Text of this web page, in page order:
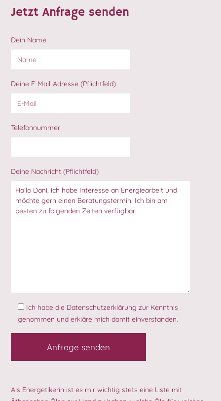
Jetzt Anfrage senden
Dein Name
Deine E-Mail-Adresse (Pflichtfeld)
Telefonnummer
Deine Nachricht (Pflichtfeld)
Ich habe die Datenschutzerklärung zur Kenntnis
genommen und erkläre mich damit einverstanden.
Als Energetikerin ist es mir wichtig stets eine Liste mit